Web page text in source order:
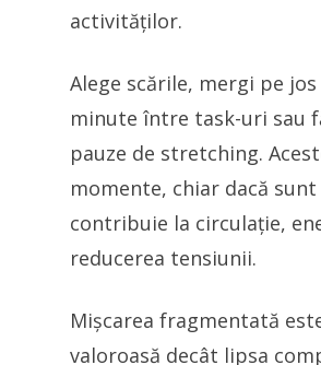
activităților.
Alege scările, mergi pe jos
minute între task-uri sau
pauze de stretching.
momente, chiar dacă
contribuie la circulație,
reducerea tensiunii.
Mișcarea fragmentată
valoroasă decât lipsa